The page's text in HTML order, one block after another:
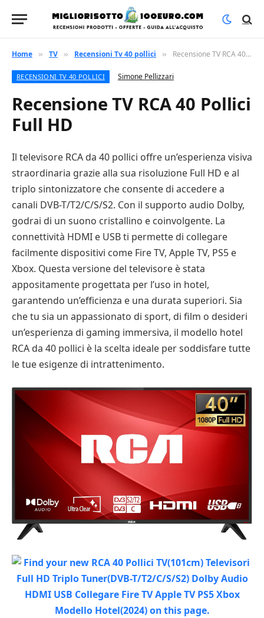
Home » TV » Recensioni Tv 40 pollici » Recensione TV RCA 40 Pollici Full HD
RECENSIONI TV 40 POLLICI Simone Pellizzari
Recensione TV RCA 40 Pollici
Full HD
Il televisore RCA da 40 pollici offre un’esperienza visiva
straordinaria grazie alla sua risoluzione Full HD e al
triplo sintonizzatore che consente di accedere a
canali DVB-T/T2/C/S/S2. Con il supporto audio Dolby,
godrai di un suono cristallino e coinvolgente. La
connettività HDMI e USB ti permette di collegare
facilmente dispositivi come Fire TV, Apple TV, PS5 e
Xbox. Questa versione del televisore è stata
appositamente progettata per l’uso in hotel,
garantendo un’efficienza e una durata superiori. Sia
che tu sia un appassionato di sport, di film o desideri
un’esperienza di gaming immersiva, il modello hotel
RCA da 40 pollici è la scelta ideale per soddisfare tutte
le tue esigenze di intrattenimento.